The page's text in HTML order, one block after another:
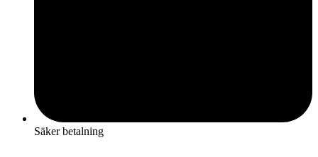
Säker betalning